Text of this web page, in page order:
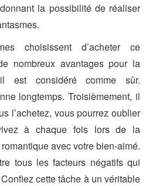
la possibilité de réaliser
choisissent d’acheter ce
nombreux avantages pour la
est considéré comme sûr.
longtemps. Troisièmement, il
l’achetez, vous pourrez oublier
à chaque fois lors de la
avec votre bien-aimé.
tous les facteurs négatifs qui
cette tâche à un véritable